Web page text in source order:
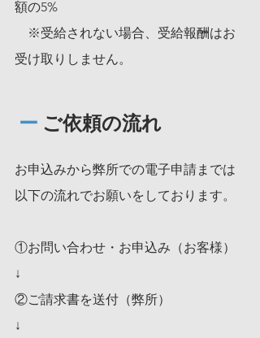
額の5%
※受給されない場合、受給報酬はお
受け取りしません。
ー ご依頼の流れ
お申込みから弊所での電子申請までは
以下の流れでお願いをしております。
①お問い合わせ・お申込み（お客様）
↓
②ご請求書を送付（弊所）
↓